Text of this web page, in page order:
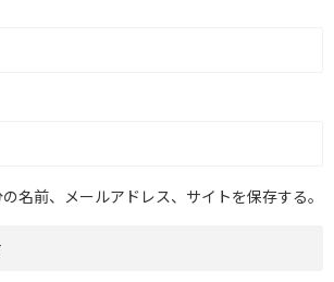
名前、メールアドレス、サイトを保存する。